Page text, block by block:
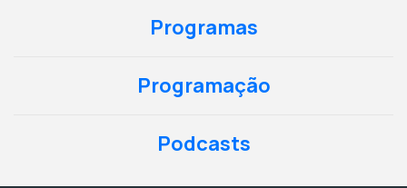
Programas
Programação
Podcasts